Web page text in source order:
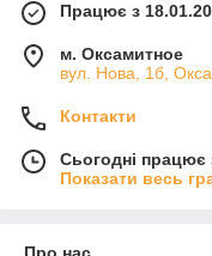
Працює з
м. Оксамитное
вул. Нова, 1б,
Контакти
Сьогодні працює
Показати весь